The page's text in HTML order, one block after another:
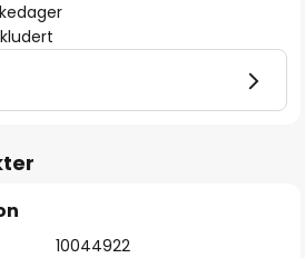
10044922